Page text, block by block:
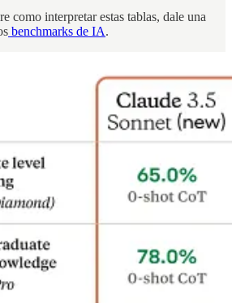
como interpretar estas tablas, dale una
benchmarks de IA.